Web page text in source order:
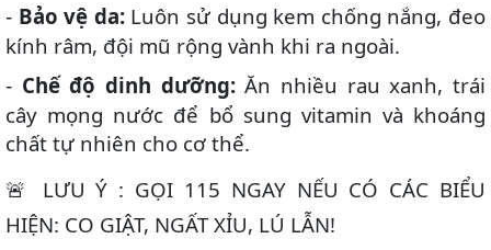
- Bảo vệ da:Luôn sử dụng kem chống nắng, đeo
kính râm, đội mũ rộng vành khi ra ngoài.
- Chế độ dinh dưỡng:Ăn nhiều rau xanh, trái
cây mọng nước để bổ sung vitamin và khoáng
chất tự nhiên cho cơ thể.
🚨
LƯU Ý : GỌI 115 NGAY NẾU CÓ CÁC BIỂU
HIỆN: CO GIẬT, NGẤT XỈU, LÚ LẪN!